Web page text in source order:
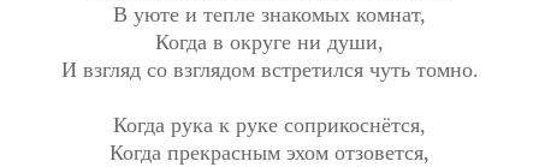
В уюте и тепле знакомых комнат,
Когда в округе ни души,
И взгляд со взглядом встретился чуть томно.
Когда рука к руке соприкоснётся,
Когда прекрасным эхом отзовется,